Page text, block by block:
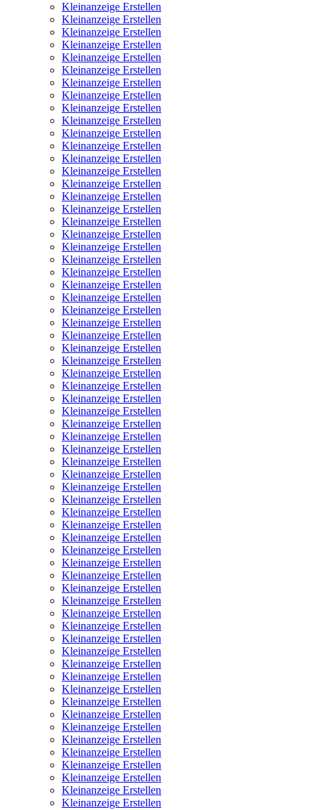
Kleinanzeige Erstellen
Kleinanzeige Erstellen
Kleinanzeige Erstellen
Kleinanzeige Erstellen
Kleinanzeige Erstellen
Kleinanzeige Erstellen
Kleinanzeige Erstellen
Kleinanzeige Erstellen
Kleinanzeige Erstellen
Kleinanzeige Erstellen
Kleinanzeige Erstellen
Kleinanzeige Erstellen
Kleinanzeige Erstellen
Kleinanzeige Erstellen
Kleinanzeige Erstellen
Kleinanzeige Erstellen
Kleinanzeige Erstellen
Kleinanzeige Erstellen
Kleinanzeige Erstellen
Kleinanzeige Erstellen
Kleinanzeige Erstellen
Kleinanzeige Erstellen
Kleinanzeige Erstellen
Kleinanzeige Erstellen
Kleinanzeige Erstellen
Kleinanzeige Erstellen
Kleinanzeige Erstellen
Kleinanzeige Erstellen
Kleinanzeige Erstellen
Kleinanzeige Erstellen
Kleinanzeige Erstellen
Kleinanzeige Erstellen
Kleinanzeige Erstellen
Kleinanzeige Erstellen
Kleinanzeige Erstellen
Kleinanzeige Erstellen
Kleinanzeige Erstellen
Kleinanzeige Erstellen
Kleinanzeige Erstellen
Kleinanzeige Erstellen
Kleinanzeige Erstellen
Kleinanzeige Erstellen
Kleinanzeige Erstellen
Kleinanzeige Erstellen
Kleinanzeige Erstellen
Kleinanzeige Erstellen
Kleinanzeige Erstellen
Kleinanzeige Erstellen
Kleinanzeige Erstellen
Kleinanzeige Erstellen
Kleinanzeige Erstellen
Kleinanzeige Erstellen
Kleinanzeige Erstellen
Kleinanzeige Erstellen
Kleinanzeige Erstellen
Kleinanzeige Erstellen
Kleinanzeige Erstellen
Kleinanzeige Erstellen
Kleinanzeige Erstellen
Kleinanzeige Erstellen
Kleinanzeige Erstellen
Kleinanzeige Erstellen
Kleinanzeige Erstellen
Kleinanzeige Erstellen